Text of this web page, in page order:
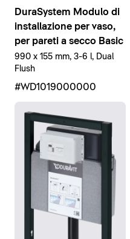
DuraSystem Modulo di
installazione per vaso,
per pareti a secco Basic
990 x 155 mm, 3-6 l, Dual
Flush
#WD1019000000